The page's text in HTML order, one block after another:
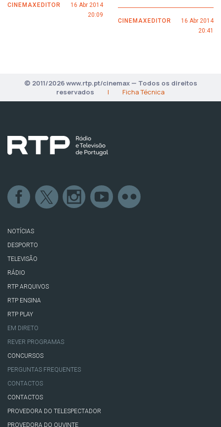
CINEMAXEDITOR
16 Abr 2014
20:09
CINEMAXEDITOR
16 Abr 2014
20:41
© 2011/2026 www.rtp.pt/cinemax — Todos os direitos
reservados
| Ficha Técnica
NOTÍCIAS
DESPORTO
TELEVISÃO
RÁDIO
RTP ARQUIVOS
RTP ENSINA
RTP PLAY
EM DIRETO
REVER PROGRAMAS
CONCURSOS
PERGUNTAS FREQUENTES
CONTACTOS
CONTACTOS
PROVEDORA DO TELESPECTADOR
PROVEDORA DO OUVINTE